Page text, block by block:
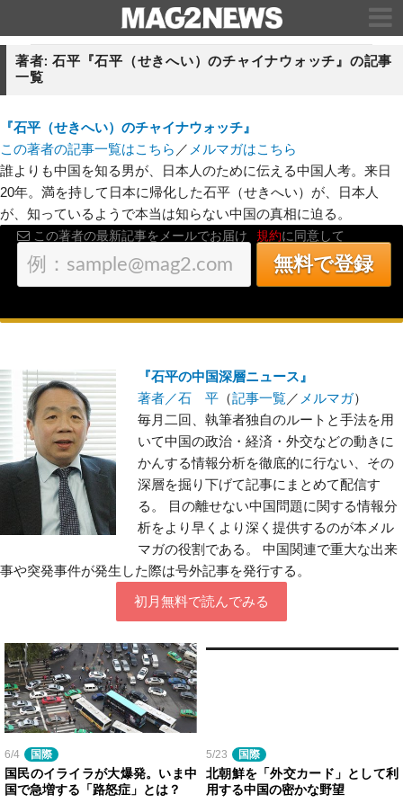
著者: 石平『石平（せきへい）のチャイナウォッチ』の記事
一覧
『石平（せきへい）のチャイナウォッチ』
この著者の記事一覧はこちら ／ メルマガはこちら
誰よりも中国を知る男が、日本人のために伝える中国人考。来日
20年。満を持して日本に帰化した石平（せきへい）が、日本人
が、知っているようで本当は知らない中国の真相に迫る。
この著者の最新記事をメールでお届け 規約に同意して
『石平の中国深層ニュース』
著者／石 平 （記事一覧／ メルマガ）
毎月二回、執筆者独自のルートと手法を用
いて中国の政治・経済・外交などの動きに
かんする情報分析を徹底的に行ない、その
深層を掘り下げて記事にまとめて配信す
る。 目の離せない中国問題に関する情報分
析をより早くより深く提供するのが本メル
マガの役割である。 中国関連で重大な出来
事や突発事件が発生した際は号外記事を発行する。
初月無料で読んでみる
6/4 国際
国民のイライラが大爆発。いま中
国で急増する「路怒症」とは？
5/23 国際
北朝鮮を「外交カード」として利
用する中国の密かな野望